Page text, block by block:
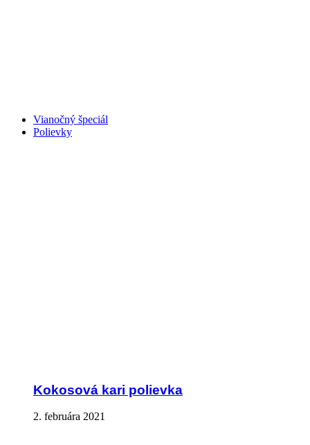
Vianočný špeciál
Polievky
Kokosová kari polievka
2. februára 2021